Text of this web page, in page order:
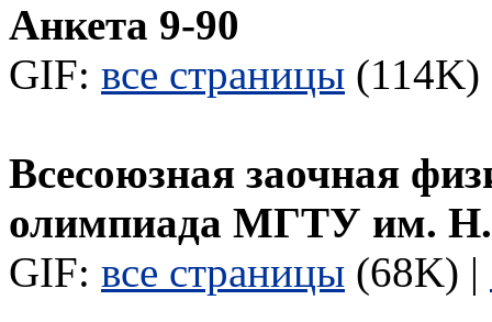
Анкета 9-90
GIF: все страницы
Всесоюзная заочная
олимпиада МГТУ им.
GIF: все страницы (68K) |